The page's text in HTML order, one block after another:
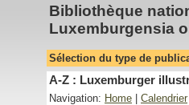
Bibliothèque
Luxemburgensia
Sélection du type de
A-Z : Luxemburger
Navigation: Home Calendrier